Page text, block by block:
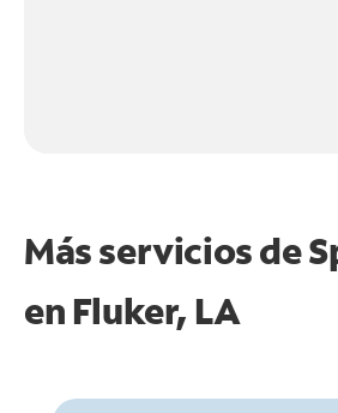
Más servicios de
en Fluker, LA